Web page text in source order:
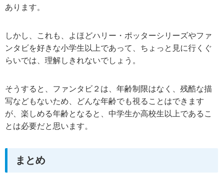
あります。
しかし、これも、よほどハリー・ポッターシリーズやファ
ンタビを好きな小学生以上であって、ちょっと見に行くぐ
らいでは、理解しきれないでしょう。
そうすると、ファンタビ２は、年齢制限はなく、残酷な描
写などもないため、どんな年齢でも視ることはできます
が、楽しめる年齢となると、中学生か高校生以上であるこ
とは必要だと思います。
まとめ